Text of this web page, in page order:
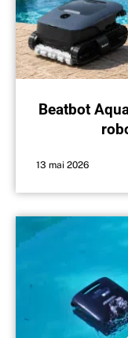
Beatbot
13 mai 2026